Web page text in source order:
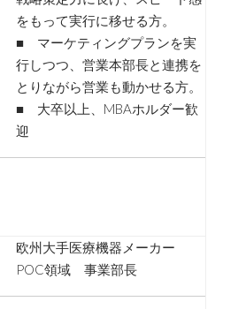
をもって実行に移せる方。
■ マーケティングプランを実
行しつつ、営業本部長と連携を
とりながら営業も動かせる方。
■ 大卒以上、MBAホルダー歓
迎
欧州大手医療機器メーカー
POC領域 事業部長